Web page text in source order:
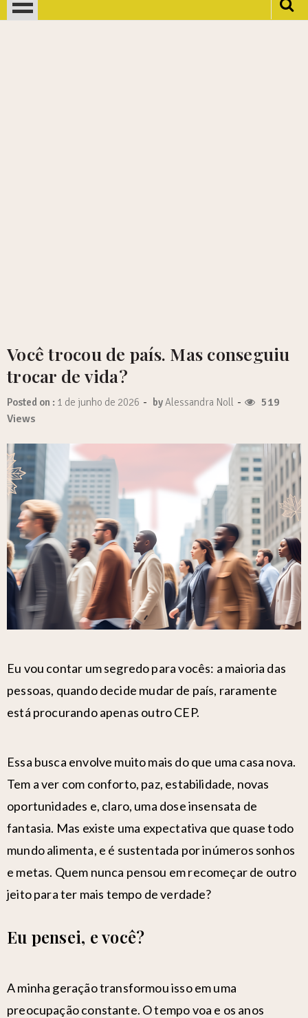
Você trocou de país. Mas conseguiu
trocar de vida?
Posted on : 1 de junho de 2026 - byAlessandra Noll -
519
Views
Eu vou contar um segredo para vocês: a maioria das
pessoas, quando decide mudar de país, raramente
está procurando apenas outro CEP.
Essa busca envolve muito mais do que uma casa nova.
Tem a ver com conforto, paz, estabilidade, novas
oportunidades e, claro, uma dose insensata de
fantasia. Mas existe uma expectativa que quase todo
mundo alimenta, e é sustentada por inúmeros sonhos
e metas. Quem nunca pensou em recomeçar de outro
jeito para ter mais tempo de verdade?
Eu pensei, e você?
A minha geração transformou isso em uma
preocupação constante. O tempo voa e os anos